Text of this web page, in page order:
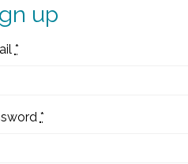
up
*
*